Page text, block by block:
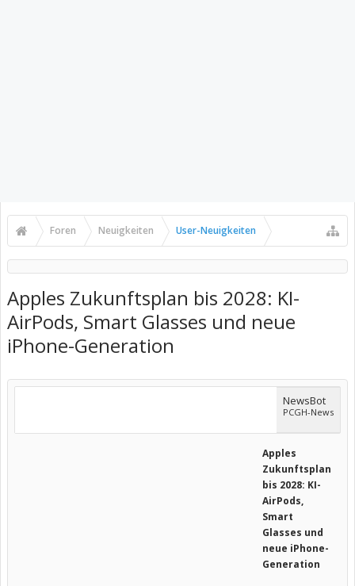
Foren Neuigkeiten User-Neuigkeiten
Apples Zukunftsplan bis 2028: KI-
AirPods, Smart Glasses und neue
iPhone-Generation
NewsBot
PCGH-News
Apples
Zukunftsplan
bis 2028: KI-
AirPods,
Smart
Glasses und
neue iPhone-
Generation